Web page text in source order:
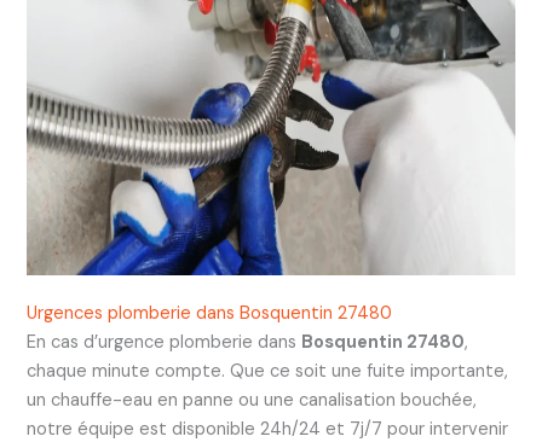
Urgences plomberie dans Bosquentin 27480
En cas d’urgence plomberie dans Bosquentin 27480,
chaque minute compte. Que ce soit une fuite importante,
un chauffe-eau en panne ou une canalisation bouchée,
notre équipe est disponible 24h/24 et 7j/7 pour intervenir